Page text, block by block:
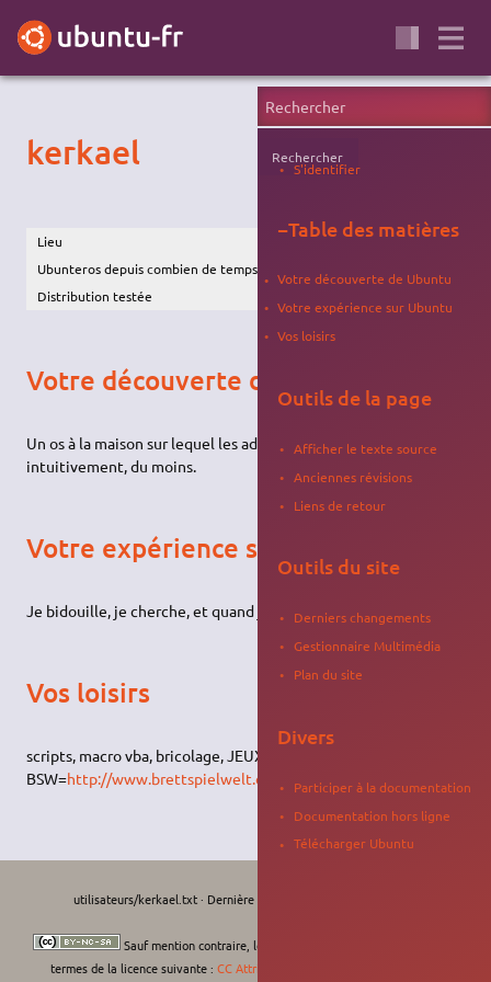
kerkael
Lieu
Région parisienne
Ubunteros depuis combien de temps
Distribution testée
Votre découverte de Ubuntu
Un os à la maison sur lequel les ados ne peuvent pas jouer, pas
intuitivement, du moins.
Votre expérience sur Ubuntu
Je bidouille, je cherche, et quand je trouve j'en parle.
Vos loisirs
scripts, macro vba, bricolage, JEUX DE SOCIETE :
BSW=http://www.brettspielwelt.de/?nation=fr
utilisateurs/kerkael.txt· Dernière modification :
Sauf mention contraire, le contenu de ce wiki est placé sous les
termes de la licence suivante : CC Attribution-Noncommercial-Share Alike 4.0
Rechercher
S'identifier
−Table des matières
Votre découverte de Ubuntu
Votre expérience sur Ubuntu
Vos loisirs
Outils de la page
Afficher le texte source
Anciennes révisions
Liens de retour
Outils du site
Derniers changements
Gestionnaire Multimédia
Plan du site
Divers
Participer à la documentation
Documentation hors ligne
Télécharger Ubuntu